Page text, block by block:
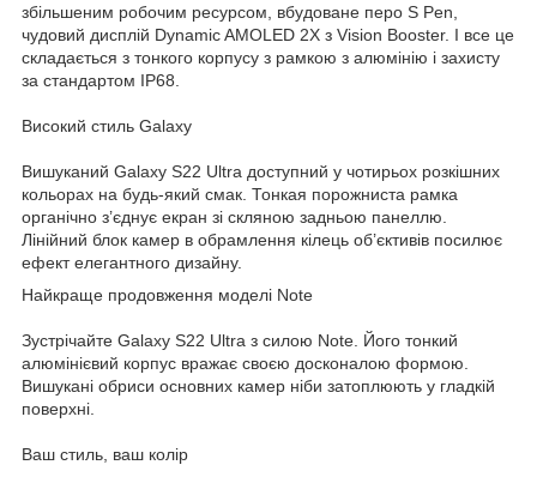
збільшеним робочим ресурсом, вбудоване перо S Pen,
чудовий дисплій Dynamic AMOLED 2X з Vision Booster. І все це
складається з тонкого корпусу з рамкою з алюмінію і захисту
за стандартом IP68.
Високий стиль Galaxy
Вишуканий Galaxy S22 Ultra доступний у чотирьох розкішних
кольорах на будь-який смак. Тонкая порожниста рамка
органічно з’єднує екран зі скляною задньою панеллю.
Лінійний блок камер в обрамлення кілець об’єктивів посилює
ефект елегантного дизайну.
Найкраще продовження моделі Note
Зустрічайте Galaxy S22 Ultra з силою Note. Його тонкий
алюмінієвий корпус вражає своєю досконалою формою.
Вишукані обриси основних камер ніби затоплюють у гладкій
поверхні.
Ваш стиль, ваш колір